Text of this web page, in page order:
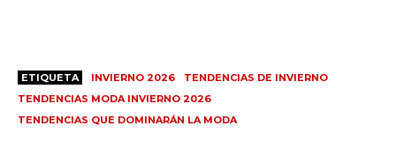
ETIQUETA INVIERNO 2026
TENDENCIAS DE INVIERNO
TENDENCIAS MODA INVIERNO 2026
TENDENCIAS QUE DOMINARÁN LA MODA